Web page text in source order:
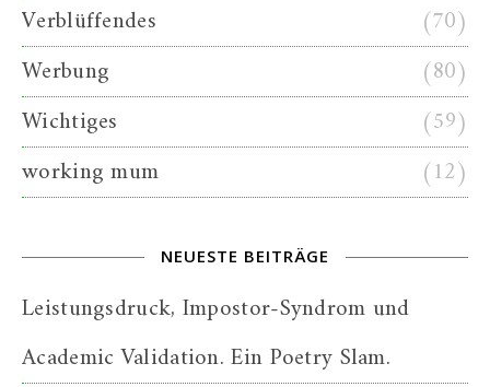
Verblüffendes
(70)
Werbung
(80)
Wichtiges
(59)
working mum
(12)
NEUESTE BEITRÄGE
Leistungsdruck, Impostor-Syndrom und
Academic Validation. Ein Poetry Slam.